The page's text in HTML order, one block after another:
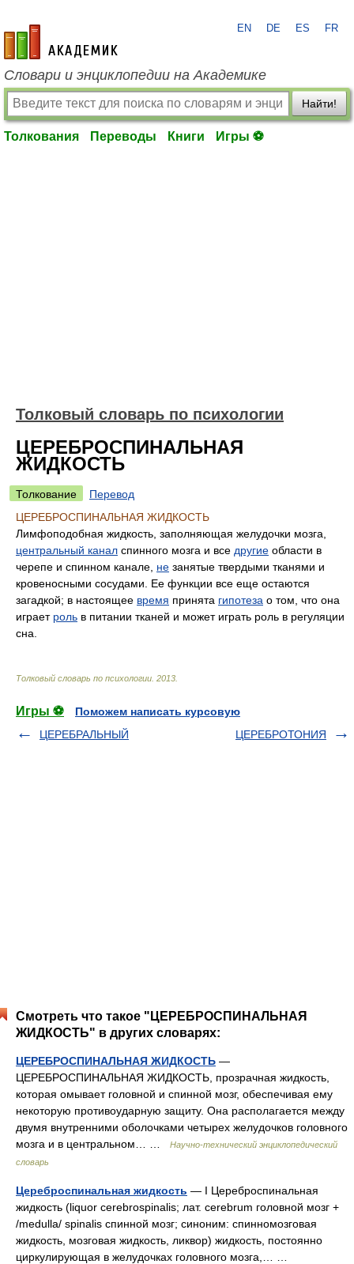
academic.ru
EN DE ES FR
Словари и энциклопедии на Академике
Найти!
Толкования Переводы Книги Игры ⚽
Толковый словарь по психологии
ЦЕРЕБРОСПИНАЛЬНАЯ
ЖИДКОСТЬ
Толкование
Перевод
ЦЕРЕБРОСПИНАЛЬНАЯ ЖИДКОСТЬ
Лимфоподобная жидкость, заполняющая желудочки мозга,
центральный канал спинного мозга и все другие области в
черепе и спинном канале, не занятые твердыми тканями и
кровеносными сосудами. Ее функции все еще остаются
загадкой; в настоящее время принята гипотеза о том, что она
играет роль в питании тканей и может играть роль в регуляции
сна.
Толковый словарь по психологии 2013
Игры ⚽
Поможем написать курсовую
ЦЕРЕБРАЛЬНЫЙ
ЦЕРЕБРОТОНИЯ
Смотреть что такое "ЦЕРЕБРОСПИНАЛЬНАЯ
ЖИДКОСТЬ" в других словарях:
ЦЕРЕБРОСПИНАЛЬНАЯ ЖИДКОСТЬ —
ЦЕРЕБРОСПИНАЛЬНАЯ ЖИДКОСТЬ, прозрачная жидкость,
которая омывает головной и спинной мозг, обеспечивая ему
некоторую противоударную защиту. Она располагается между
двумя внутренними оболочками четырех желудочков головного
мозга и в центральном… …
Научно-технический энциклопедический
словарь
Цереброспинальная жидкость — I Цереброспинальная
жидкость (liquor cerebrospinalis; лат. cerebrum головной мозг +
/medulla/ spinalis спинной мозг; синоним: спинномозговая
жидкость, мозговая жидкость, ликвор) жидкость, постоянно
циркулирующая в желудочках головного мозга,… …